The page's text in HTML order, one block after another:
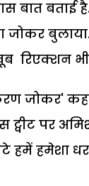
बात बताई
रिएक्शन भी
जोकर'
पर
हमें हमेशा